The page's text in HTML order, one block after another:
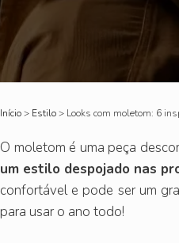
Início> Estilo> Looks com moletom: 6
O moletom é uma peça
um estilo despojado nas
confortável e pode ser um
para usar o ano todo!